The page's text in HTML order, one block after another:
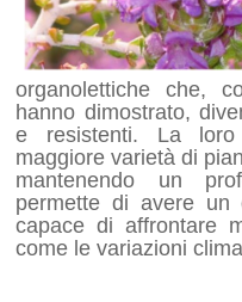
organolettiche che,
hanno dimostrato,
e resistenti. La
maggiore varietà di
mantenendo un
permette di avere un
capace di affrontare
come le variazioni